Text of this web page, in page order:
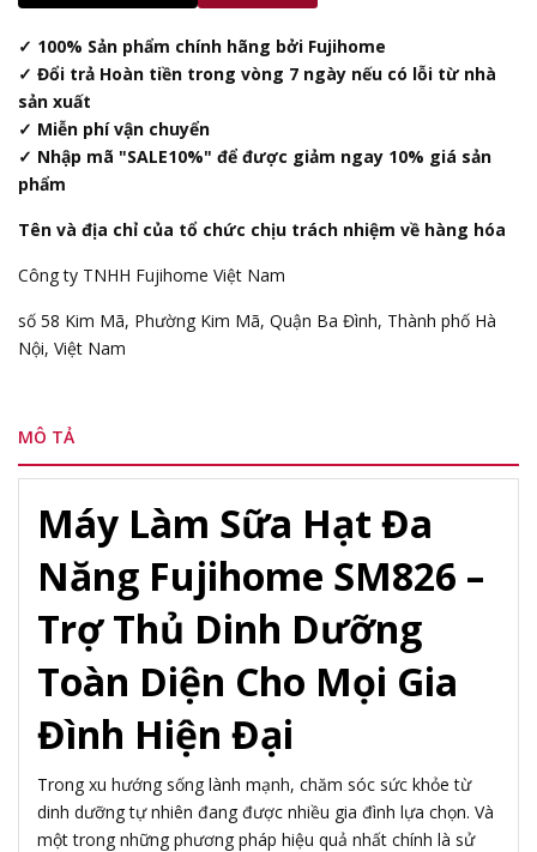
✓ 100% Sản phẩm chính hãng bởi Fujihome
✓ Đổi trả Hoàn tiền trong vòng 7 ngày nếu có lỗi từ nhà
sản xuất
✓ Miễn phí vận chuyển
✓ Nhập mã "SALE10%" để được giảm ngay 10% giá sản
phẩm
Tên và địa chỉ của tổ chức chịu trách nhiệm về hàng hóa
Công ty TNHH Fujihome Việt Nam
số 58 Kim Mã, Phường Kim Mã, Quận Ba Đình, Thành phố Hà
Nội, Việt Nam
MÔ TẢ
Máy Làm Sữa Hạt Đa
Năng Fujihome SM826 –
Trợ Thủ Dinh Dưỡng
Toàn Diện Cho Mọi Gia
Đình Hiện Đại
Trong xu hướng sống lành mạnh, chăm sóc sức khỏe từ
dinh dưỡng tự nhiên đang được nhiều gia đình lựa chọn. Và
một trong những phương pháp hiệu quả nhất chính là sử